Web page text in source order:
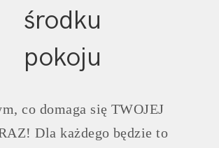
środku
pokoju
co domaga się TWOJEJ
Dla każdego będzie to